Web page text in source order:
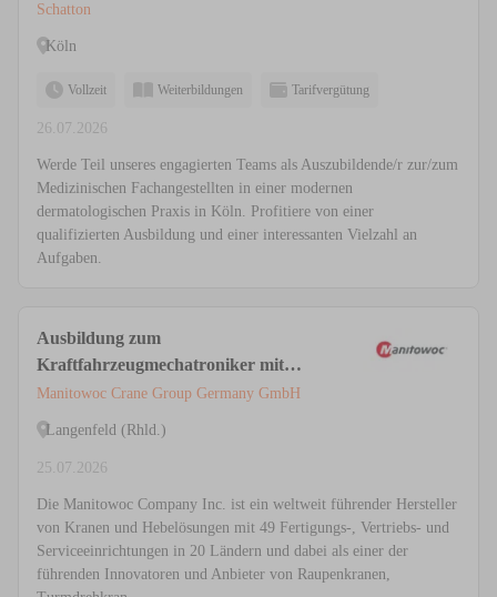
Schatton
Köln
Vollzeit Weiterbildungen Tarifvergütung
26.07.2026
Werde Teil unseres engagierten Teams als Auszubildende/r zur/zum
Medizinischen Fachangestellten in einer modernen
dermatologischen Praxis in Köln. Profitiere von einer
qualifizierten Ausbildung und einer interessanten Vielzahl an
Aufgaben.
Ausbildung zum
Kraftfahrzeugmechatroniker mit
Schwerpunkt Nutzfahrzeugtechnik
(m/w/d)
Manitowoc Crane Group Germany GmbH
Langenfeld (Rhld.)
25.07.2026
Die Manitowoc Company Inc. ist ein weltweit führender Hersteller
von Kranen und Hebelösungen mit 49 Fertigungs-, Vertriebs- und
Serviceeinrichtungen in 20 Ländern und dabei als einer der
führenden Innovatoren und Anbieter von Raupenkranen,